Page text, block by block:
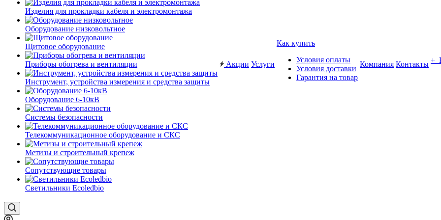
Изделия для прокладки кабеля и электромонтажа
Оборудование низковольтное
Щитовое оборудование
Приборы обогрева и вентиляции
Инструмент, устройства измерения и средства защиты
Оборудование 6-10кВ
Системы безопасности
Телекоммуникационное оборудование и СКС
Метизы и строительный крепеж
Сопутствующие товары
Светильники Ecoledbio
Акции Услуги
Как купить
Условия оплаты
Условия доставки
Гарантия на товар
Компания Контакты +